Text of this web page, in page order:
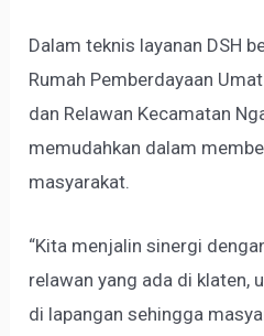
Dalam teknis layanan DSH
Rumah Pemberdayaan
dan Relawan Kecamatan
memudahkan dalam
masyarakat.
“Kita menjalin sinergi
relawan yang ada di klaten,
di lapangan sehingga